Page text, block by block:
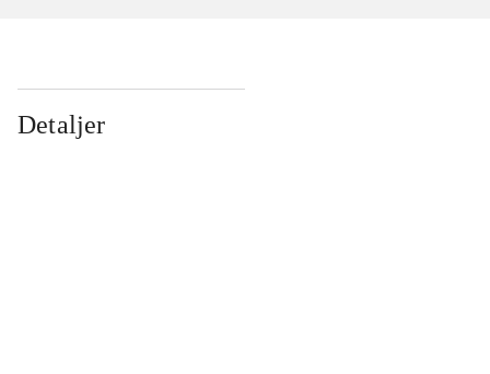
Detaljer